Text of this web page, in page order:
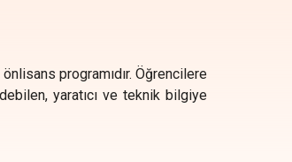
programıdır. Öğrencilere
yaratıcı ve teknik bilgiye